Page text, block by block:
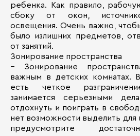
ребенка. Как правило,
сбоку от окон,
освещения. Очень важно,
было излишних предметов,
от занятий.
Зонирование пространства
– Зонирование
важным в детских комнатах.
есть четкое
занимается серьезными
отдохнуть и поиграть в
нет возможности выделить для
предусмотрите